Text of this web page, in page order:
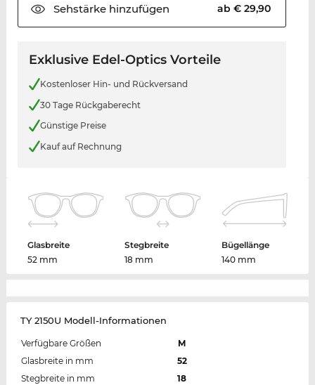
Sehstärkehinzufügen ab € 29,90
Exklusive Edel-Optics Vorteile
Kostenloser Hin- und Rückversand
30 Tage Rückgaberecht
Günstige Preise
Kauf auf Rechnung
Glasbreite
52 mm
Stegbreite
18 mm
Bügellänge
140 mm
TY 2150U Modell-Informationen
Verfügbare Größen
M
Glasbreite in mm
52
Stegbreite in mm
18